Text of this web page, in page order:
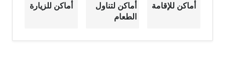
أماكن للإقامة
أماكن لتناول
الطعام
أماكن للزيارة